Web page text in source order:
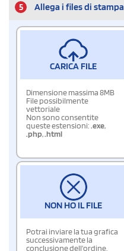
5 Allega i files di stampa
CARICA FILE
Dimensione massima 8MB
File possibilmente
vettoriale
Non sono consentite
queste estensioni:.exe,
.php,.html
NON HO IL FILE
Potrai inviare la tua grafica
successivamente la
conclusione dell'ordine.